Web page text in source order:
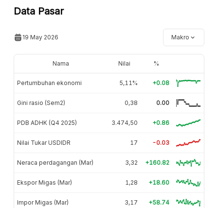
Data Pasar
19 May 2026 Makro
Nama Nilai %
Pertumbuhan ekonomi 5,11% +0.08
Gini rasio (Sem2) 0,38 0.00
PDB ADHK (Q4 2025) 3.474,50 +0.86
Nilai Tukar USDIDR 17 -0.03
Neraca perdagangan (Mar) 3,32 +160.82
Ekspor Migas (Mar) 1,28 +18.60
Impor Migas (Mar) 3,17 +58.74